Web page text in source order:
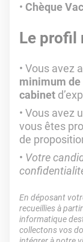
Chèque
Le profil
Vous avez
minimum de
cabinet
Vous avez
vous êtes
de
Votre
En déposant
recueillies à
informatique
collectons vos